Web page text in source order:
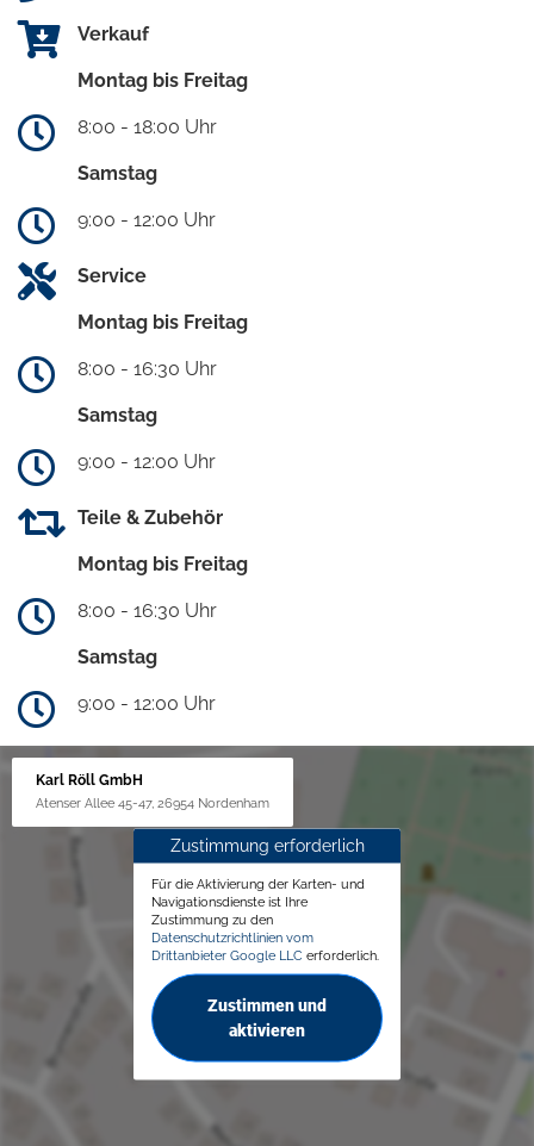
Verkauf
Montag bis Freitag
8:00 - 18:00 Uhr
Samstag
9:00 - 12:00 Uhr
Service
Montag bis Freitag
8:00 - 16:30 Uhr
Samstag
9:00 - 12:00 Uhr
Teile & Zubehör
Montag bis Freitag
8:00 - 16:30 Uhr
Samstag
9:00 - 12:00 Uhr
Karl Röll GmbH
Atenser Allee 45-47, 26954 Nordenham
Zustimmung erforderlich
Für die Aktivierung der Karten- und
Navigationsdienste ist Ihre
Zustimmung zu den
Datenschutzrichtlinien vom
Drittanbieter Google LLC erforderlich.
Zustimmen und
aktivieren